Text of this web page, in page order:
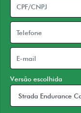
Versão escolhida